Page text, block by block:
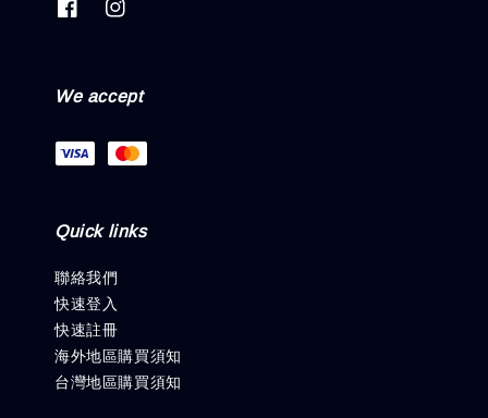
We accept
Quick links
聯絡我們
快速登入
快速註冊
海外地區購買須知
台灣地區購買須知